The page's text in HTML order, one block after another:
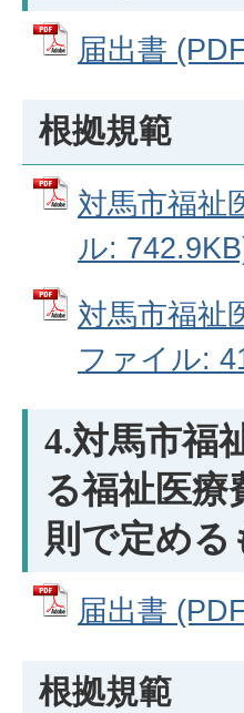
届出書
根拠規範
対馬市福祉
ル:
対馬市福祉
ファイル:
4.対馬市福
る福祉医療
則で定める
届出書
根拠規範